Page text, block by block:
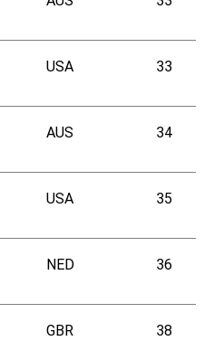
USA 33
AUS 34
USA 35
NED 36
GBR 38